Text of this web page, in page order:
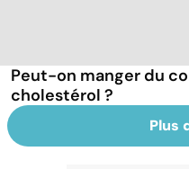
Peut-on manger du
cholestérol ?
Plus